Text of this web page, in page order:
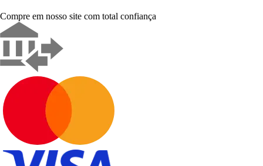
Compre em nosso site com total confiança